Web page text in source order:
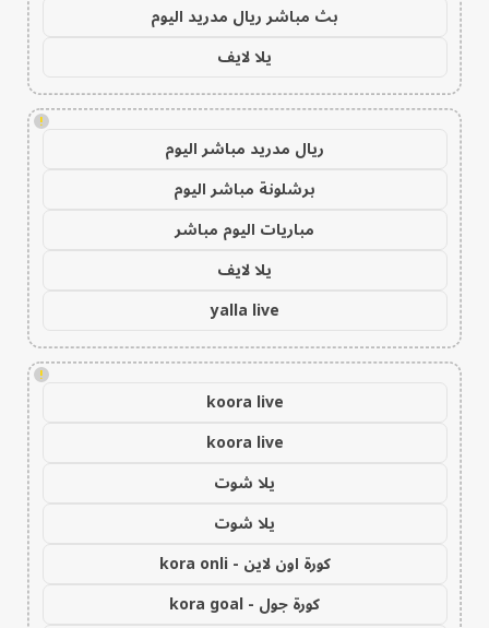
بث مباشر ريال مدريد اليوم
يلا لايف
!
ريال مدريد مباشر اليوم
برشلونة مباشر اليوم
مباريات اليوم مباشر
يلا لايف
yalla live
!
koora live
koora live
يلا شوت
يلا شوت
كورة اون لاين - kora onli
كورة جول - kora goal